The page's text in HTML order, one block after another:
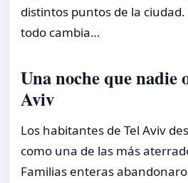
distintos puntos de la ciudad.
todo cambia…
Una noche que nadie
Aviv
Los habitantes de Tel Aviv
como una de las más
Familias enteras